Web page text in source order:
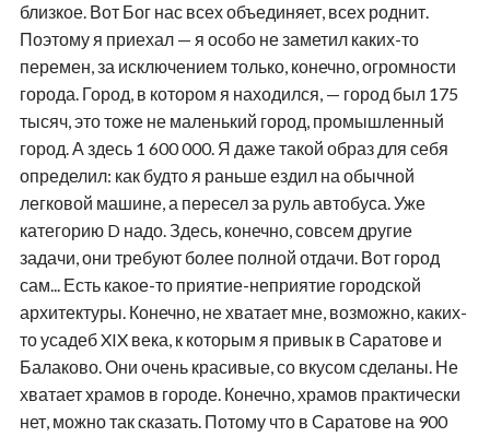
близкое. Вот Бог нас всех объединяет, всех роднит.
Поэтому я приехал — я особо не заметил каких-то
перемен, за исключением только, конечно, огромности
города. Город, в котором я находился, — город был 175
тысяч, это тоже не маленький город, промышленный
город. А здесь 1 600 000. Я даже такой образ для себя
определил: как будто я раньше ездил на обычной
легковой машине, а пересел за руль автобуса. Уже
категорию D надо. Здесь, конечно, совсем другие
задачи, они требуют более полной отдачи. Вот город
сам... Есть какое-то приятие-неприятие городской
архитектуры. Конечно, не хватает мне, возможно, каких-
то усадеб XIX века, к которым я привык в Саратове и
Балаково. Они очень красивые, со вкусом сделаны. Не
хватает храмов в городе. Конечно, храмов практически
нет, можно так сказать. Потому что в Саратове на 900